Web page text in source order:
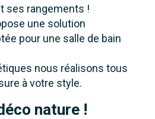
ses rangements !
une solution
pour une salle de bain
nous réalisons tous
à votre style.
nature !